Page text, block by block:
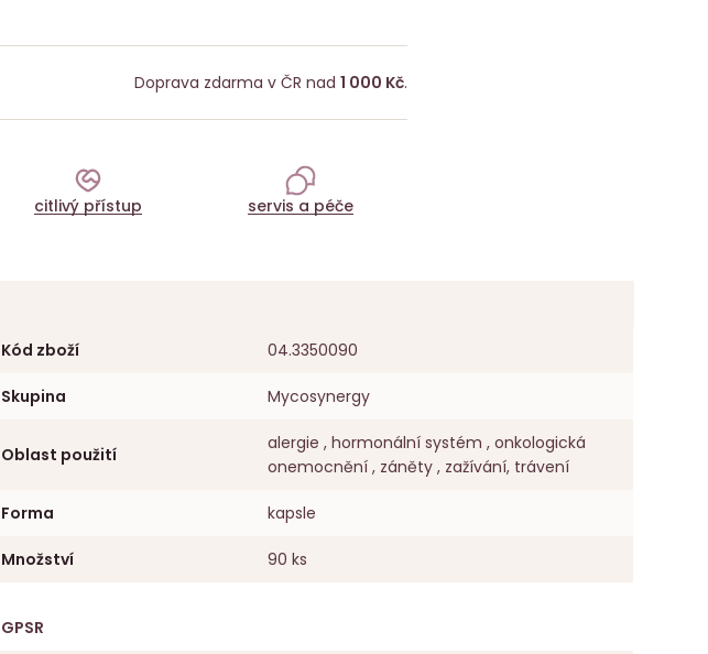
Doprava zdarma v ČR nad 1 000 Kč.
citlivý přístup servis a péče
Kód zboží 04.3350090
Skupina Mycosynergy
Oblast použití
alergie , hormonální systém , onkologická
onemocnění , záněty , zažívání, trávení
Forma kapsle
Množství 90 ks
GPSR